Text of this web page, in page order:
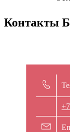
Контакты